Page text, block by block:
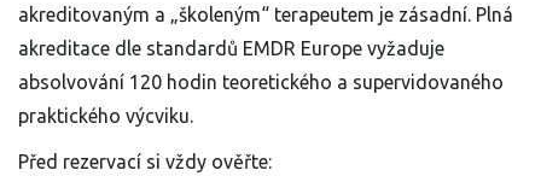
akreditovaným a „školeným“ terapeutem je zásadní. Plná
akreditace dle standardů EMDR Europe vyžaduje
absolvování 120 hodin teoretického a supervidovaného
praktického výcviku.
Před rezervací si vždy ověřte: